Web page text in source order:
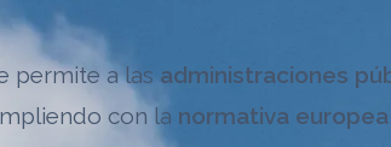
permite a las administraciones
con la normativa europea